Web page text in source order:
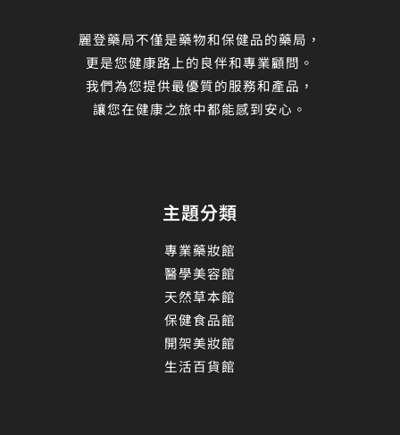
麗登藥局不僅是藥物和保健品的藥局，
更是您健康路上的良伴和專業顧問。
我們為您提供最優質的服務和產品，
讓您在健康之旅中都能感到安心。
主題分類
專業藥妝館
醫學美容館
天然草本館
保健食品館
開架美妝館
生活百貨館